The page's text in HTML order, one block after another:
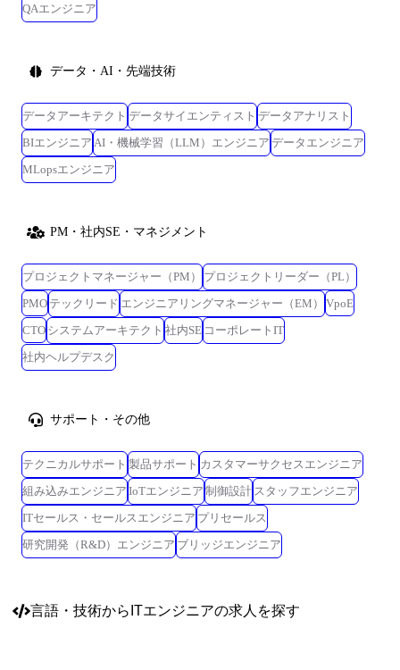
QAエンジニア
データ・AI・先端技術
データアーキテクト データサイエンティスト データアナリスト
BIエンジニア AI・機械学習（LLM）エンジニア データエンジニア
MLopsエンジニア
PM・社内SE・マネジメント
プロジェクトマネージャー（PM）
プロジェクトリーダー（PL）
PMO テックリード エンジニアリングマネージャー（EM）
VpoE
CTO システムアーキテクト 社内SE コーポレートIT
社内ヘルプデスク
サポート・その他
テクニカルサポート 製品サポート カスタマーサクセスエンジニア
組み込みエンジニア IoTエンジニア 制御設計 スタッフエンジニア
ITセールス・セールスエンジニア プリセールス
研究開発（R&D）エンジニア ブリッジエンジニア
言語・技術からITエンジニアの求人を探す